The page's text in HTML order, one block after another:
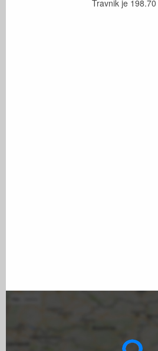
Travnik je 198.70